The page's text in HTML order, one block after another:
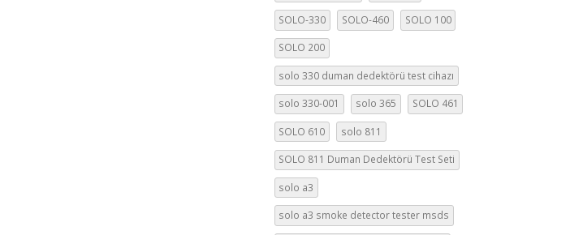
SOLO-330 SOLO-460 SOLO 100
SOLO 200
solo 330 duman dedektörü test cihazı
solo 330-001 solo 365 SOLO 461
SOLO 610 solo 811
SOLO 811 Duman Dedektörü Test Seti
solo a3
solo a3 smoke detector tester msds